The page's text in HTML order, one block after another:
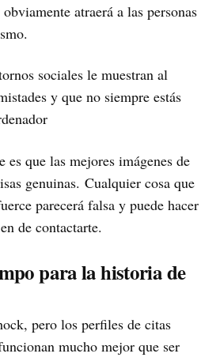
atraerá a las personas
sociales le muestran al
y que no siempre estás
es que las mejores imágenes de
genuinas. Cualquier cosa que
parecerá falsa y puede hacer
de contactarte.
para la historia de
pero los perfiles de citas
mucho mejor que ser